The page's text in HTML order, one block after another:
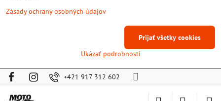
+421 917 312 602
Zásady ochrany osobných údajov
Ukázať podrobnosti
Prijať všetky cookies